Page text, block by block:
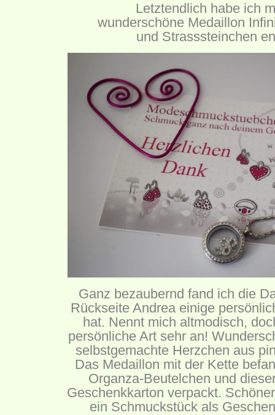
Letztendlich habe ich
wunderschöne Medaillon
und Strasssteinchen
Ganz bezaubernd fand ich die
Rückseite Andrea einige
hat. Nennt mich altmodisch,
persönliche Art sehr an!
selbstgemachte Herzchen aus
Das Medaillon mit der Kette
Organza-Beutelchen und
Geschenkkarton verpackt.
ein Schmuckstück als